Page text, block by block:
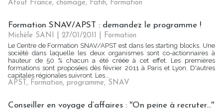
Atout France, chomage, Fafih, Formation
Formation SNAV/APST : demandez le programme !
Michèle SANI | 27/01/2011
Formation
Le Centre de Formation SNAV/APST est dans les starting blocks. Une
société dans laquelle les deux organismes sont co-actionnaires à
hauteur de 50 % chacun a été créée à cet effet. Les premières
formations sont proposées dès février 2011 à Paris et Lyon. D'autres
capitales régionales suivront. Les...
APST , Formation, programme, SNAV
Conseiller en voyage d’affaires : ''On peine à recruter...''